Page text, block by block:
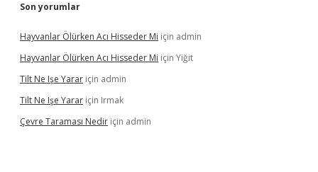
Son yorumlar
Hayvanlar Ölürken Acı Hisseder Mi için admin
Hayvanlar Ölürken Acı Hisseder Mi için Yiğit
Tilt Ne Işe Yarar için admin
Tilt Ne Işe Yarar için Irmak
Çevre Taraması Nedir için admin